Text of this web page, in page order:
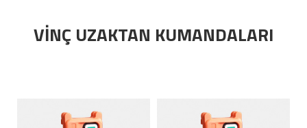
VİNÇ UZAKTAN KUMANDALARI